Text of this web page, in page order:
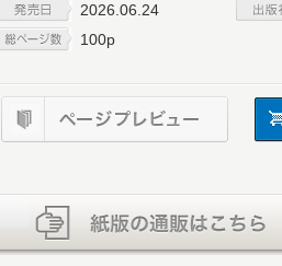
2026.06.24
100p